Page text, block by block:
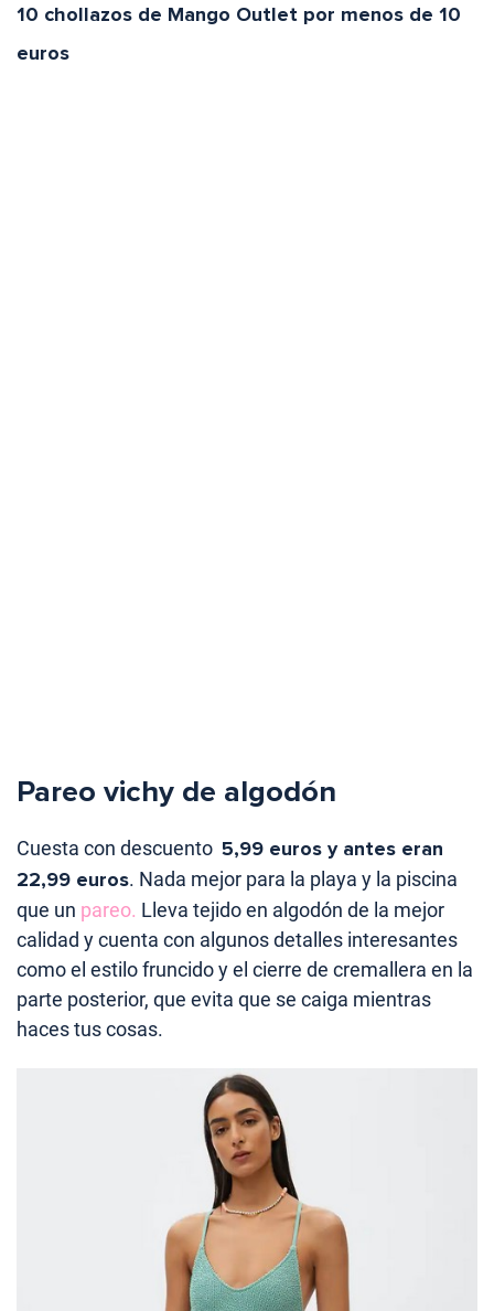
10 chollazos de Mango Outlet por menos de 10
euros
Pareo vichy de algodón
Cuesta con descuento 5,99 euros y antes eran
22,99 euros. Nada mejor para la playa y la piscina
que un pareo. Lleva tejido en algodón de la mejor
calidad y cuenta con algunos detalles interesantes
como el estilo fruncido y el cierre de cremallera en la
parte posterior, que evita que se caiga mientras
haces tus cosas.